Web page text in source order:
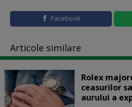
Facebook
Articole similare
Rolex
ceasurilor
aurului a